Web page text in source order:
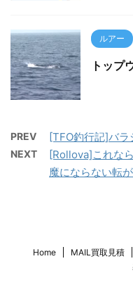
ルアー
トップ
PREV [TFO釣行記]バ
NEXT
[Rollova]これな
魔にならない転
Home MAIL買取見積